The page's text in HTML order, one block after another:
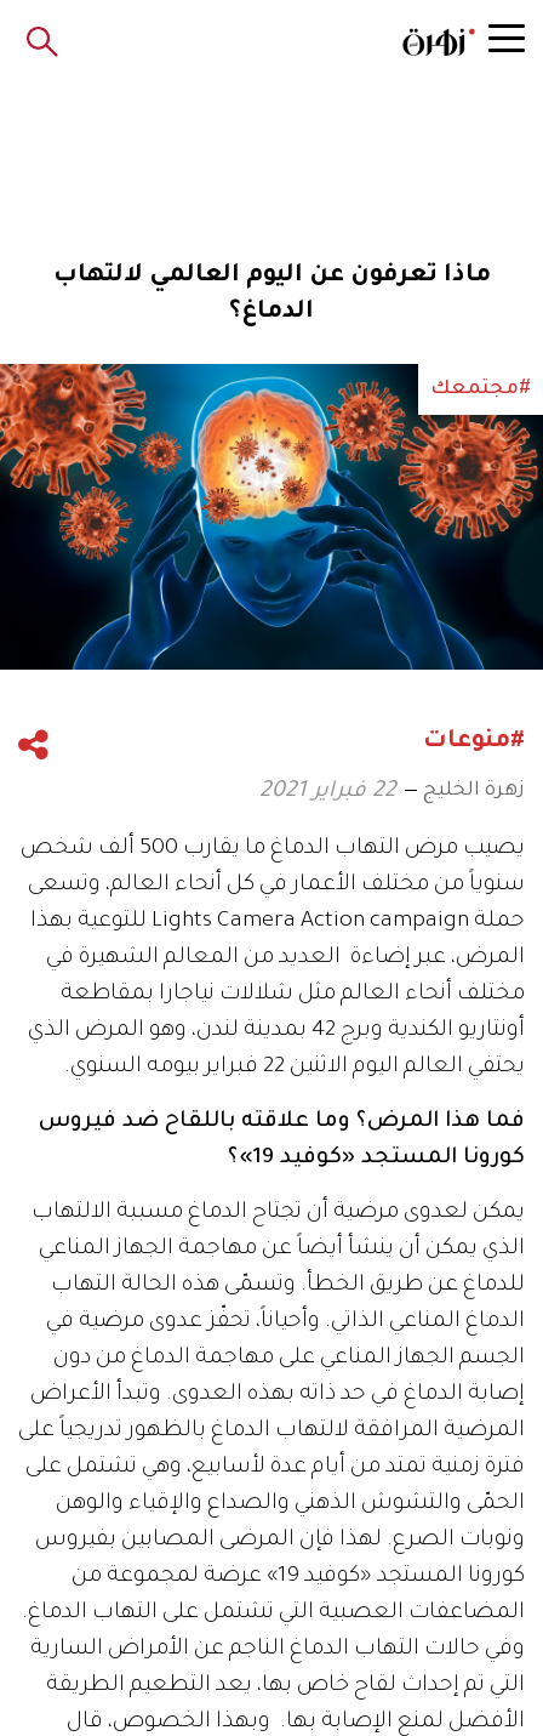
ماذا تعرفون عن اليوم العالمي لالتهاب
الدماغ؟
#مجتمعك
#منوعات
زهرة الخليج 22 فبراير 2021
يصيب مرض التهاب الدماغ ما يقارب 500 ألف شخص
سنوياً من مختلف الأعمار في كل أنحاء العالم، وتسعى
حملة Lights Camera Action campaign للتوعية بهذا
المرض، عبر إضاءة العديد من المعالم الشهيرة في
مختلف أنحاء العالم مثل شلالات نياجارا بمقاطعة
أونتاريو الكندية وبرج 42 بمدينة لندن، وهو المرض الذي
يحتفي العالم اليوم الاثنين 22 فبراير بيومه السنوي.
فما هذا المرض؟ وما علاقته باللقاح ضد فيروس
كورونا المستجد «كوفيد 19»؟
يمكن لعدوى مرضية أن تجتاح الدماغ مسببة الالتهاب
الذي يمكن أن ينشأ أيضاً عن مهاجمة الجهاز المناعي
للدماغ عن طريق الخطأ. وتسمّى هذه الحالة التهاب
الدماغ المناعي الذاتي. وأحياناً، تحفّز عدوى مرضية في
الجسم الجهاز المناعي على مهاجمة الدماغ من دون
إصابة الدماغ في حد ذاته بهذه العدوى. وتبدأ الأعراض
المرضية المرافقة لالتهاب الدماغ بالظهور تدريجياً على
فترة زمنية تمتد من أيام عدة لأسابيع، وهي تشتمل على
الحمّى والتشوش الذهني والصداع والإقياء والوهن
ونوبات الصرع. لهذا فإن المرضى المصابين بفيروس
كورونا المستجد «كوفيد 19» عرضة لمجموعة من
المضاعفات العصبية التي تشتمل على التهاب الدماغ.
وفي حالات التهاب الدماغ الناجم عن الأمراض السارية
التي تم إحداث لقاح خاص بها، يعد التطعيم الطريقة
الأفضل لمنع الإصابة بها. وبهذا الخصوص، قال